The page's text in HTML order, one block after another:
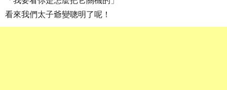
看來我們太子爺變聰明了呢！